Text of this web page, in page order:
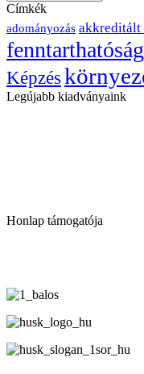
Címkék
adományozás akkreditált
fenntarthatóság
Képzés
Legújabb kiadványaink
Honlap támogatója